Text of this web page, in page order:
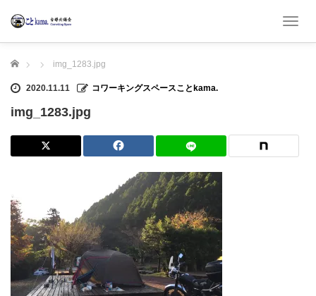
T
v
ホーム img_1283.jpg
2020.11.11 コワーキングスペースことkama.
img_1283.jpg